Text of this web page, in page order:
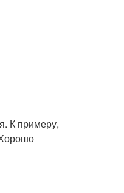
К примеру,